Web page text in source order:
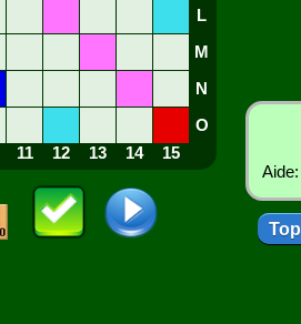
L
M
N
O
11 12 13 14 15
Aide: